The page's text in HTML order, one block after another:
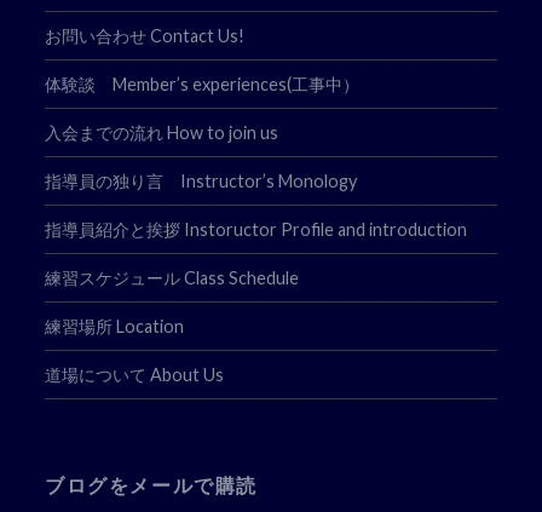
お問い合わせ Contact Us!
体験談 Member’s experiences(工事中）
入会までの流れ How to join us
指導員の独り言 Instructor’s Monology
指導員紹介と挨拶 Instoructor Profile and introduction
練習スケジュール Class Schedule
練習場所 Location
道場について About Us
ブログをメールで購読